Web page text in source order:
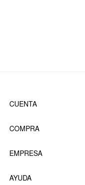
CUENTA
COMPRA
EMPRESA
AYUDA